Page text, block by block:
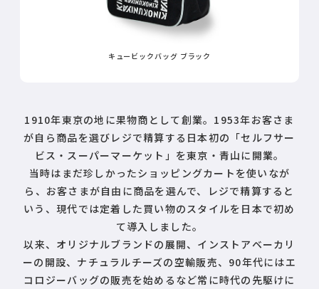
キュービックバッグ ブラック
1910年東京の地に果物商として創業。1953年お客さま
が自ら商品を選びレジで精算する日本初の「セルフサー
ビス・スーパーマーケット」を東京・青山に開業。
当時はまだ珍しかったショッピングカートを使いなが
ら、お客さまが自由に商品を選んで、レジで精算すると
いう、現代では定着した買い物のスタイルを日本で初め
て導入しました。
以来、オリジナルブランドの展開、インストアベーカリ
ーの開設、ナチュラルチーズの空輸販売、90年代にはエ
コロジーバッグの販売を始めるなど常に時代の先駆けに